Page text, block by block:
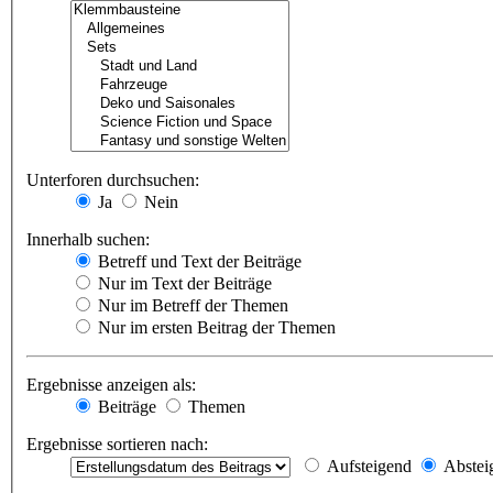
Unterforen durchsuchen:
Ja
Nein
Innerhalb suchen:
Betreff und Text der Beiträge
Nur im Text der Beiträge
Nur im Betreff der Themen
Nur im ersten Beitrag der Themen
Ergebnisse anzeigen als:
Beiträge
Themen
Ergebnisse sortieren nach:
Aufsteigend